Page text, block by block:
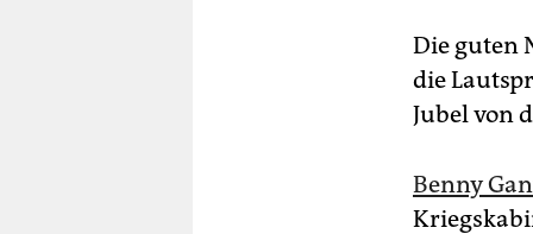
Die guten
die
Jubel von
Benny